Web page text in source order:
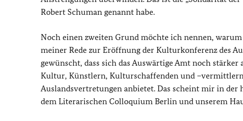
Robert Schuman genannt habe.
Noch einen zweiten Grund möchte ich nennen,
meiner Rede zur Eröffnung der Kulturkonferenz des
gewünscht, dass sich das Auswärtige Amt noch
Kultur, Künstlern, Kulturschaffenden und
Auslandsvertretungen anbietet. Das scheint mir in
dem Literarischen Colloquium Berlin und unserem